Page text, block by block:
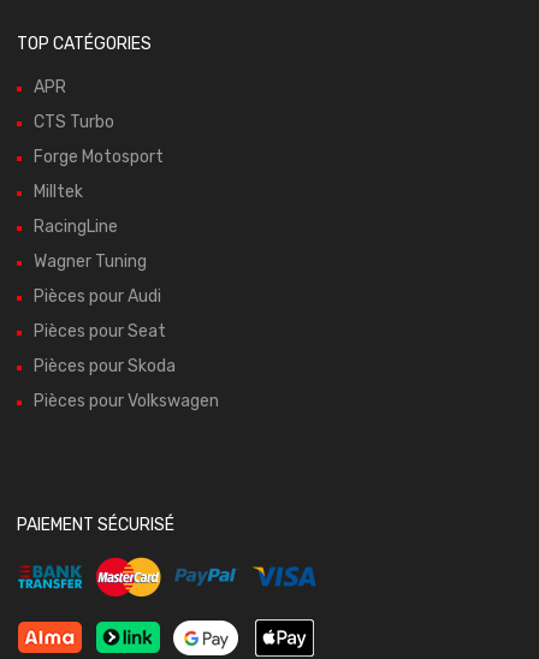
TOP CATÉGORIES
APR
CTS Turbo
Forge Motosport
Milltek
RacingLine
Wagner Tuning
Pièces pour Audi
Pièces pour Seat
Pièces pour Skoda
Pièces pour Volkswagen
PAIEMENT SÉCURISÉ